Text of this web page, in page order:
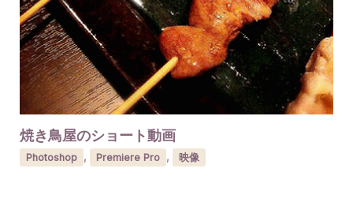
焼き鳥屋のショート動画
Photoshop , Premiere Pro , 映像